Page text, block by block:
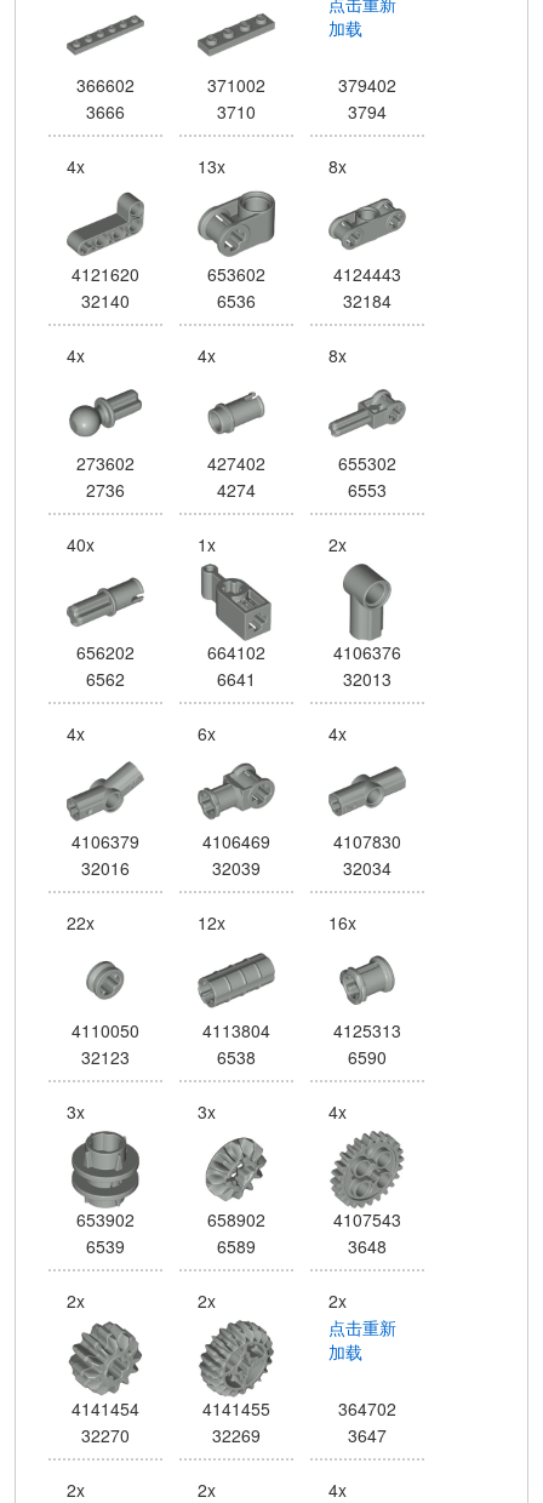
366602
3666
371002
3710
加载
379402
3794
4x
4121620
32140
13x
653602
6536
8x
4124443
32184
4x
273602
2736
4x
427402
4274
8x
655302
6553
40x
656202
6562
1x
664102
6641
2x
4106376
32013
4x
4106379
32016
6x
4106469
32039
4x
4107830
32034
22x
4110050
32123
12x
4113804
6538
16x
4125313
6590
3x
653902
6539
3x
658902
6589
4x
4107543
3648
2x
4141454
32270
2x
4141455
32269
2x
点击重新
加载
364702
3647
2x 2x 4x